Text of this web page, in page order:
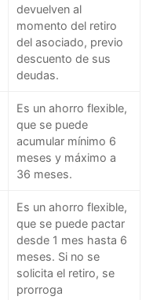
devuelven al
momento del retiro
del asociado, previo
descuento de sus
deudas.
Es un ahorro flexible,
que se puede
acumular mínimo 6
meses y máximo a
36 meses.
Es un ahorro flexible,
que se puede pactar
desde 1 mes hasta 6
meses. Si no se
solicita el retiro, se
prorroga